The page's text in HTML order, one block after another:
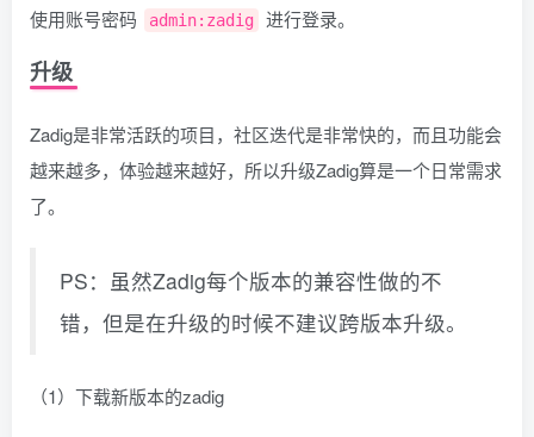
使用账号密码 admin:zadig 进行登录。
升级
Zadig是非常活跃的项目，社区迭代是非常快的，而且功能会
越来越多，体验越来越好，所以升级Zadig算是一个日常需求
了。
PS：虽然Zadig每个版本的兼容性做的不
错，但是在升级的时候不建议跨版本升级。
（1）下载新版本的zadig